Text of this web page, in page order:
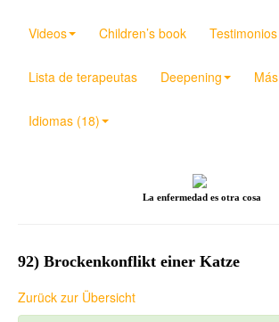
Videos Children’s book Testimonios
Lista de terapeutas Deepening Más
Idiomas (18)
La enfermedad es otra cosa
92) Brockenkonflikt einer Katze
Zurück zur Übersicht